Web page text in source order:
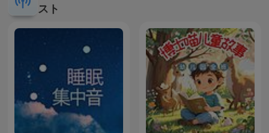
スト